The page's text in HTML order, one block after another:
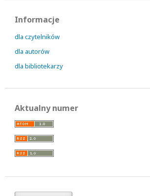
Informacje
dla czytelników
dla autorów
dla bibliotekarzy
Aktualny numer